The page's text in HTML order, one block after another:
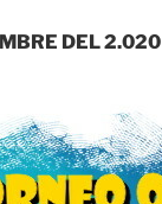
DEL 2.020